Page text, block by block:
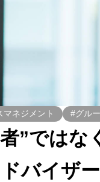
マネジメント #グル
”ではな
バイザ